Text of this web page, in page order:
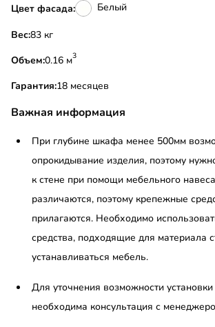
Цвет фасада: Белый
Вес:
83 кг
Объем:
0.16 м3
Гарантия:18 месяцев
Важная информация
При глубине шкафа менее 500мм
опрокидывание изделия, поэтому
к стене при помощи мебельного
различаются, поэтому крепежные
прилагаются. Необходимо
средства, подходящие для материала
устанавливаться мебель.
Для уточнения возможности
необходима консультация с